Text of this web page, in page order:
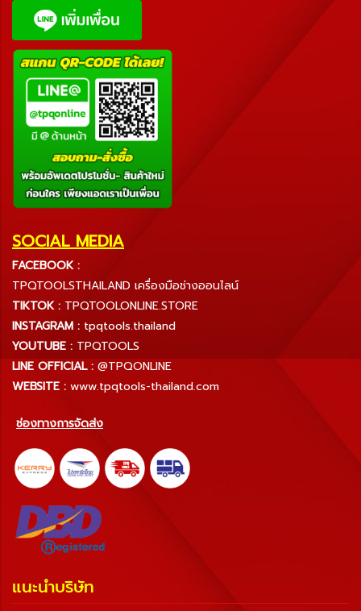
SOCIAL MEDIA
FACEBOOK :
TPQTOOLSTHAILAND เครื่องมือช่างออนไลน์
TIKTOK : TPQTOOLONLINE.STORE
INSTAGRAM : tpqtools.thailand
YOUTUBE : TPQTOOLS
LINE OFFICIAL : @TPQONLINE
WEBSITE : www.tpqtools-thailand.com
ช่องทางการจัดส่ง
แนะนำบริษัท